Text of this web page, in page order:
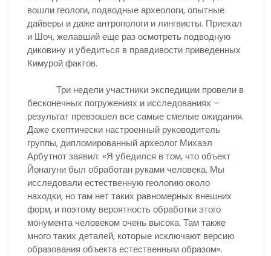
вошли геологи, подводные археологи, опытные
дайверы и даже антропологи и лингвисты. Приехал
и Шоч, желавший еще раз осмотреть подводную
диковину и убедиться в правдивости приведенных
Кимурой фактов.
Три недели участники экспедиции провели в
бесконечных погружениях и исследованиях –
результат превзошел все самые смелые ожидания.
Даже скептически настроенный руководитель
группы, дипломированный археолог Михаэл
Арбутнот заявил: «Я убедился в том, что объект
Йонагуни был обработан руками человека. Мы
исследовали естественную геологию около
находки, но там нет таких равномерных внешних
форм, и поэтому вероятность обработки этого
монумента человеком очень высока. Там также
много таких деталей, которые исключают версию
образования объекта естественным образом».